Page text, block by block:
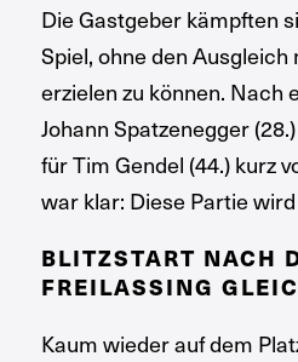
Die Gastgeber kämpften
Spiel, ohne den
erzielen zu können. Nach
Johann Spatzenegger
für Tim Gendel (44.) kurz
war klar: Diese Partie
BLITZSTART NACH
FREILASSING
Kaum wieder auf dem